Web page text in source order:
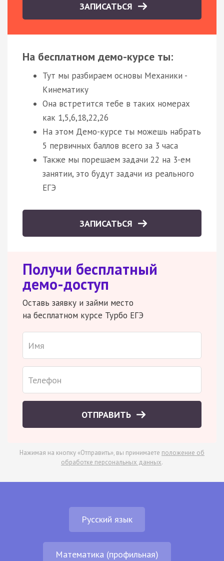
ЗАПИСАТЬСЯ
На бесплатном демо-курсе ты:
Тут мы разбираем основы Механики -
Кинематику
Она встретится тебе в таких номерах
как 1,5,6,18,22,26
На этом Демо-курсе ты можешь набрать
5 первичных баллов всего за 3 часа
Также мы порешаем задачи 22 на 3-ем
занятии, это будут задачи из реального
ЕГЭ
ЗАПИСАТЬСЯ
Получи бесплатный
демо-доступ
Оставь заявку и займи место
на бесплатном курсе Турбо ЕГЭ
ОТПРАВИТЬ
Нажимая на кнопку «Отправить», вы принимаете положение об
обработке персональных данных.
Русский язык
Математика (профильная)